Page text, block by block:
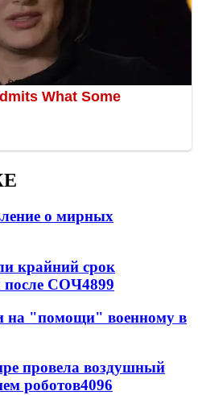
о мирных
крайний срок
после СОЧ4899
"помощи" военному в
провела воздушный
роботов4096